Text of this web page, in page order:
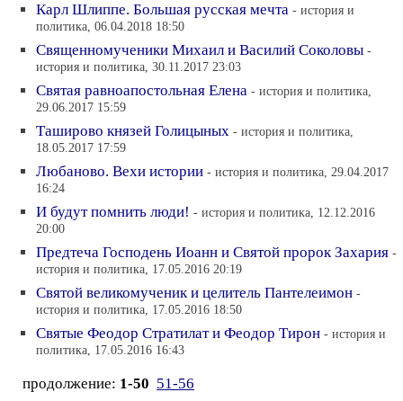
Карл Шлиппе. Большая русская мечта - история и
политика, 06.04.2018 18:50
Священномученики Михаил и Василий Соколовы -
история и политика, 30.11.2017 23:03
Святая равноапостольная Елена - история и политика,
29.06.2017 15:59
Таширово князей Голицыных - история и политика,
18.05.2017 17:59
Любаново. Вехи истории - история и политика, 29.04.2017
16:24
И будут помнить люди! - история и политика, 12.12.2016
20:00
Предтеча Господень Иоанн и Святой пророк Захария -
история и политика, 17.05.2016 20:19
Святой великомученик и целитель Пантелеимон -
история и политика, 17.05.2016 18:50
Святые Феодор Стратилат и Феодор Тирон - история и
политика, 17.05.2016 16:43
продолжение: 1-50 51-56